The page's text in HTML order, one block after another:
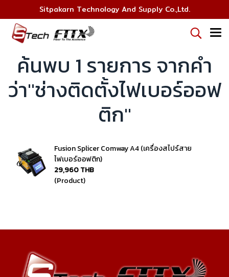
Sitpakarn Technology And Supply Co.,Ltd.
ค้นพบ 1 รายการ จากคำ
ว่า"ช่างติดตั้งไฟเบอร์ออฟ
ติก"
Fusion Splicer Comway A4 (เครื่องสไปร์สาย
ไฟเบอร์ออฟติก)
29,960 THB
(Product)